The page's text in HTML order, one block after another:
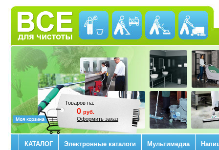
КАТАЛОГ Электронные каталоги Мультимедиа
Товаров на:
0 руб.
Оформить заказ